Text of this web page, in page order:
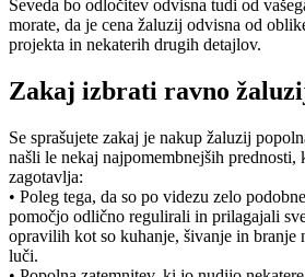
Seveda bo odločitev odvisna tudi od
morate, da je cena žaluzij odvisna od
projekta in nekaterih drugih detajlov.
Zakaj izbrati ravno
Se sprašujete zakaj je nakup žaluzij
našli le nekaj najpomembnejših prednosti,
zagotavlja:
• Poleg tega, da so po videzu zelo
pomočjo odlično regulirali in prilagajali
opravilih kot so kuhanje, šivanje in branje
luči.